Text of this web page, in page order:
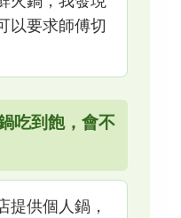
以要求師傅切
吃到飽，會不
提供個人鍋，